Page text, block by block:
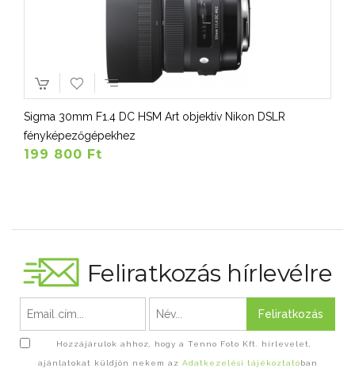
Sigma 30mm F1.4 DC HSM Art objektív Nikon DSLR
fényképezőgépekhez
199 800 Ft
Feliratkozás hírlevélre
Feliratkozás
Hozzájárulok ahhoz, hogy a Tenno Foto Kft. hírlevelet,
ajánlatokat küldjön nekem az Adatkezelési tájékoztatóban